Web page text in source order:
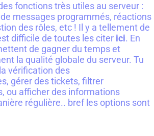
fonctions très utiles au serveur :
messages programmés, réactions
des rôles, etc ! Il y a tellement de
difficile de toutes les citer ici. En
de gagner du temps et
la qualité globale du serveur. Tu
vérification des
gérer des tickets, filtrer
ou afficher des informations
régulière.. bref les options sont